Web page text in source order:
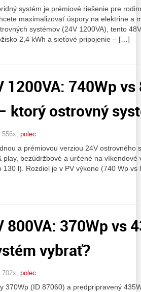
systém je prémiové riešenie pre
maximalizovať úspory na elektrine a
systémov (24V 1200VA), tento
2,4 kWh a sieťové pripojenie – […]
1200VA: 740Wp vs
ktorý ostrovný
polec
a prémiovou verziou 24V ostrovného
play, bezúdržbové a určené na víkendové
130 l). Rozdiel je v PV výkone (740 Wp
800VA: 370Wp vs
vybrať?
702x, polec
370Wp (ID 87060) a predpripravený